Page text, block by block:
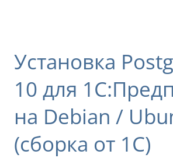
Установка
10 для
на Debian /
(сборка от 1С)